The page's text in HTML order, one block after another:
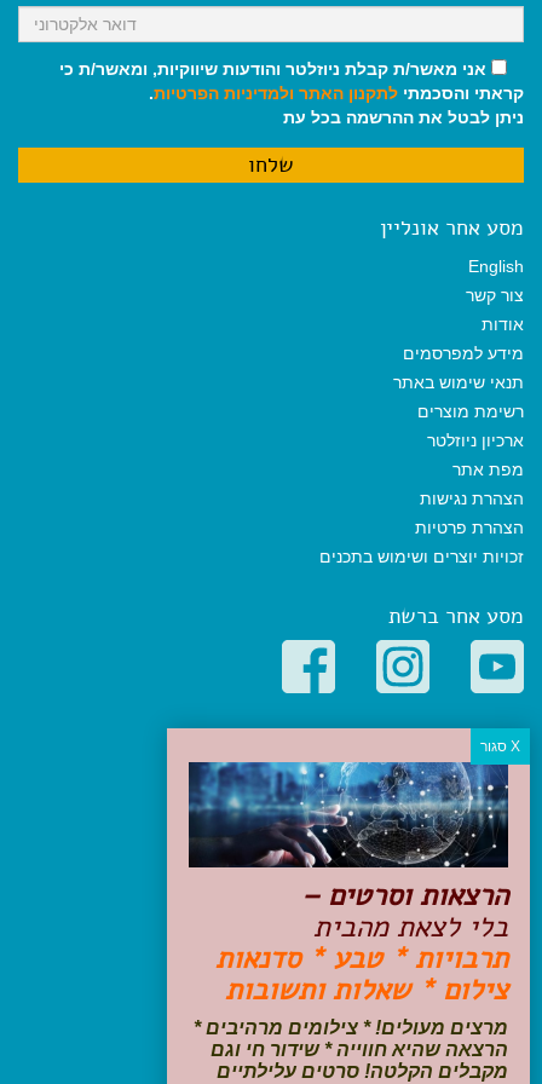
אני מאשר/ת קבלת ניוזלטר והודעות שיווקיות, ומאשר/ת כי
קראתי והסכמתי לתקנון האתר ולמדיניות הפרטיות.
ניתן לבטל את ההרשמה בכל עת
מסע אחר אונליין
English
צור קשר
אודות
מידע למפרסמים
תנאי שימוש באתר
רשימת מוצרים
ארכיון ניוזלטר
מפת אתר
הצהרת נגישות
הצהרת פרטיות
זכויות יוצרים ושימוש בתכנים
מסע אחר ברשת
קטגוריות פופולריות
יעדים
טיולים בישראל
מלונות בוטיק בישראל
טיפים והמלצות
הכנות לנסיעה
טיולי ג'יפים
טיולים עם ילדים
שייט, הפלגות, קרוזים
עקבו אחרינו בפייסבוק
הרצאות וסרטים –
בלי לצאת מהבית
תרבויות * טבע * סדנאות
צילום * שאלות ותשובות
מרצים מעולים! * צילומים מרהיבים *
הרצאה שהיא חווייה * שידור חי וגם
מקבלים הקלטה! סרטים עלילתיים